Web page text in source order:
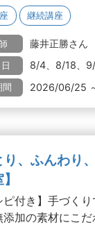
継続講座
藤井正勝さん
8/4、8/18、
間 2026/06/25
り、ふんわり
ピ付き】手づく
添加の素材にこ